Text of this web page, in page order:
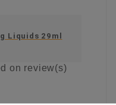
Liquids 29ml
on review(s)